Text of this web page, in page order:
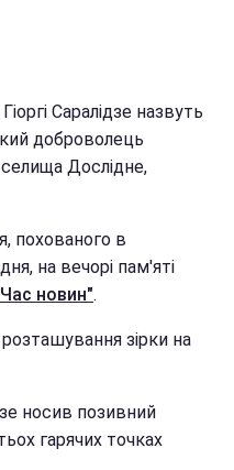
Саралідзе назвуть
доброволець
Дослідне,
похованого в
на вечорі пам'яті
новин".
зірки на
носив позивний
гарячих точках